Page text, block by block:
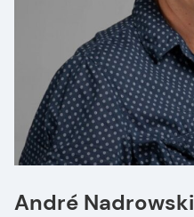
André Nadrowski